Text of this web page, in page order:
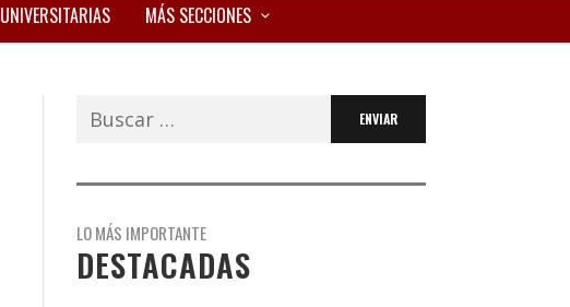
UNIVERSITARIAS MÁS SECCIONES
Buscar:
LO MÁS IMPORTANTE
DESTACADAS